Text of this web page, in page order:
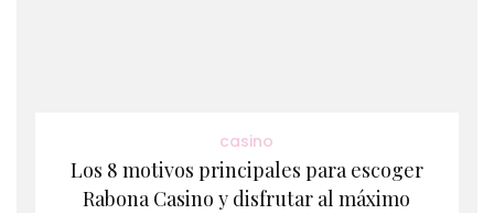
casino
Los 8 motivos principales para escoger
Rabona Casino y disfrutar al máximo